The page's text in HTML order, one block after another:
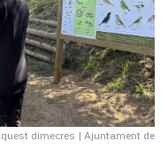
dimecres | Ajuntament de